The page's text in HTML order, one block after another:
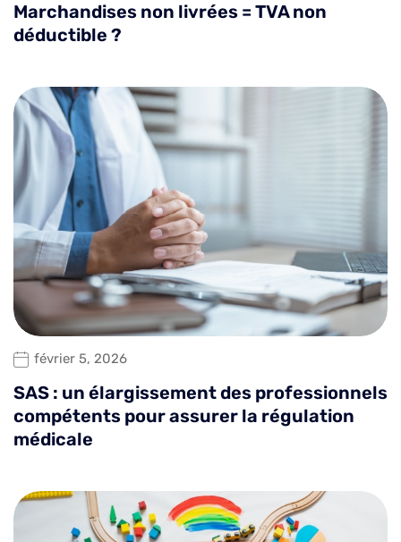
Marchandises non livrées = TVA non
déductible ?
février 5, 2026
SAS : un élargissement des professionnels
compétents pour assurer la régulation
médicale